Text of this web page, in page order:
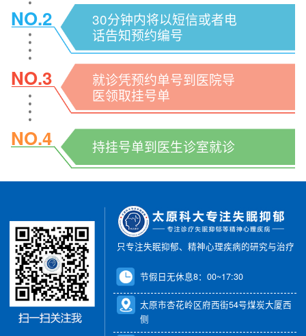
NO.2
30分钟内将以短信或者电
话告知预约编号
NO.3
就诊凭预约单号到医院导
医领取挂号单
NO.4 持挂号单到医生诊室就诊
只专注失眠抑郁、精神心理疾病的研究与治疗
节假日无休息8：00~17:30
太原市杏花岭区府西街54号煤炭大厦西
侧